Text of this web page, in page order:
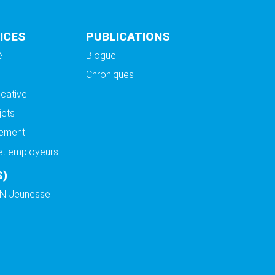
employeurs
PUBLICATIONS
Blogue
Chroniques
Jeunesse